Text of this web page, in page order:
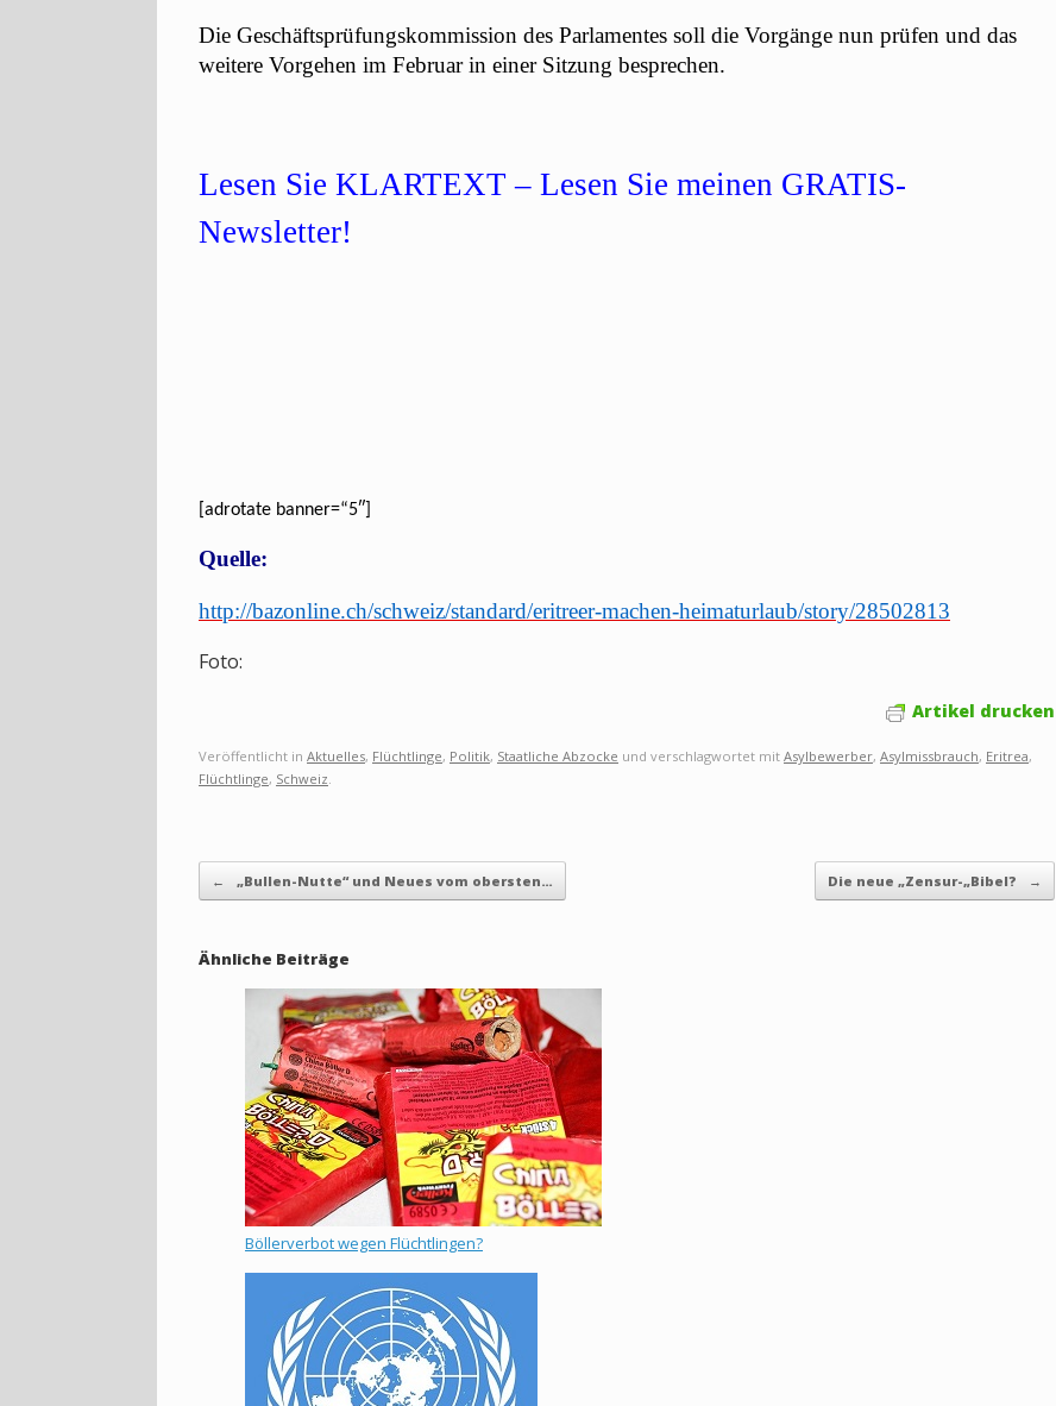
Die Geschäftsprüfungskommission des Parlamentes soll die Vorgänge nun prüfen und das
weitere Vorgehen im Februar in einer Sitzung besprechen.
Lesen Sie KLARTEXT – Lesen Sie meinen GRATIS-
Newsletter!
[adrotate banner=“5″]
Quelle:
http://bazonline.ch/schweiz/standard/eritreer-machen-heimaturlaub/story/28502813
Foto:
Artikel drucken
Veröffentlicht in Aktuelles, Flüchtlinge, Politik, Staatliche Abzocke und verschlagwortet mit Asylbewerber, Asylmissbrauch, Eritrea,
Flüchtlinge, Schweiz.
Beitragsnavigation
← „Bullen-Nutte“ und Neues vom obersten… Die neue „Zensur-„Bibel? →
Ähnliche Beiträge
Böllerverbot wegen Flüchtlingen?